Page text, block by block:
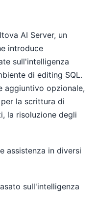
AI Server, un
introduce
sull'intelligenza
di editing SQL.
aggiuntivo opzionale,
la scrittura di
la risoluzione degli
assistenza in diversi
sull'intelligenza